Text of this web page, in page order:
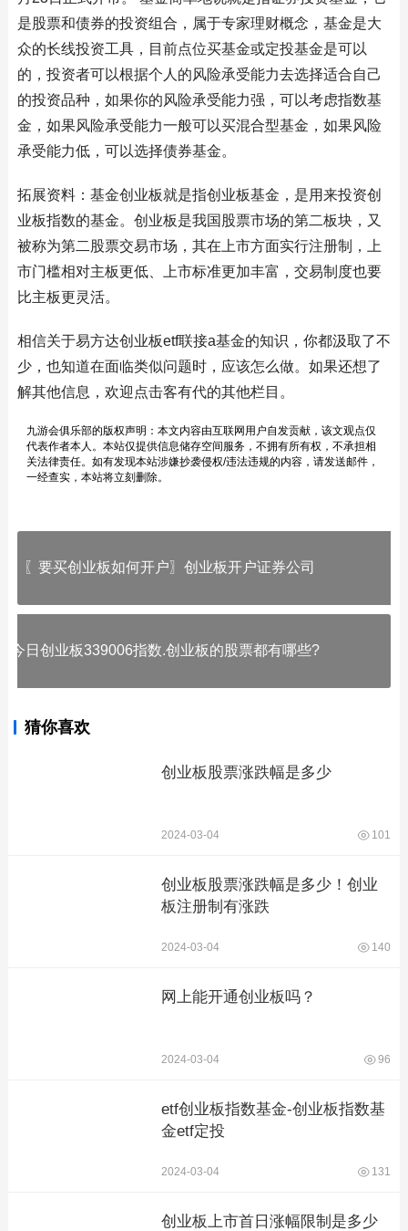
是股票和债券的投资组合，属于专家理财概念，基金是大
众的长线投资工具，目前点位买基金或定投基金是可以
的，投资者可以根据个人的风险承受能力去选择适合自己
的投资品种，如果你的风险承受能力强，可以考虑指数基
金，如果风险承受能力一般可以买混合型基金，如果风险
承受能力低，可以选择债券基金。
拓展资料：基金创业板就是指创业板基金，是用来投资创
业板指数的基金。创业板是我国股票市场的第二板块，又
被称为第二股票交易市场，其在上市方面实行注册制，上
市门槛相对主板更低、上市标准更加丰富，交易制度也要
比主板更灵活。
相信关于易方达创业板etf联接a基金的知识，你都汲取了不
少，也知道在面临类似问题时，应该怎么做。如果还想了
解其他信息，欢迎点击客有代的其他栏目。
九游会俱乐部的版权声明：本文内容由互联网用户自发贡献，该文观点仅
代表作者本人。本站仅提供信息储存空间服务，不拥有所有权，不承担相
关法律责任。如有发现本站涉嫌抄袭侵权/违法违规的内容，请发送邮件，
一经查实，本站将立刻删除。
〖要买创业板如何开户〗创业板开户证券公司
今日创业板339006指数.创业板的股票都有哪些?
猜你喜欢
创业板股票涨跌幅是多少
2024-03-04 101
创业板股票涨跌幅是多少！创业
板注册制有涨跌
2024-03-04 140
网上能开通创业板吗？
2024-03-04 96
etf创业板指数基金-创业板指数基
金etf定投
2024-03-04 131
创业板上市首日涨幅限制是多少